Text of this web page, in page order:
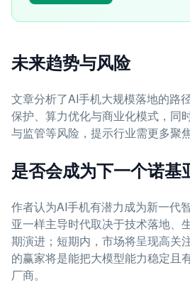
未来趋势与风险
文章分析了AI手机大规模落地的路
保护、算力优化与商业化模式，同
与监管等风险，提示行业需更多聚
是否会成为下一个诺基
作者认为AI手机有潜力成为新一代
亚一样主导时代取决于技术落地、
期演进；短期内，市场将呈现高关
的赢家将是能把大模型能力稳定且
厂商。